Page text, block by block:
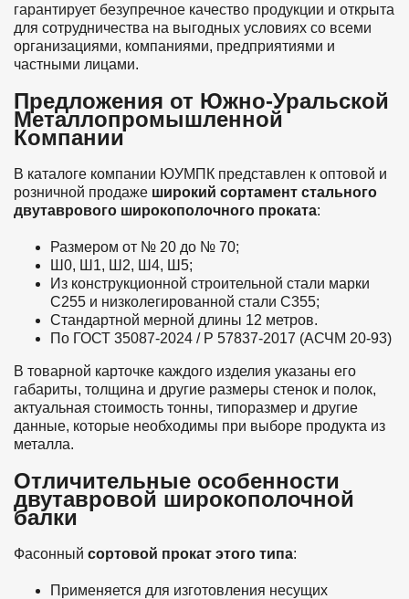
гарантирует безупречное качество продукции и открыта
для сотрудничества на выгодных условиях со всеми
организациями, компаниями, предприятиями и
частными лицами.
Предложения от Южно-Уральской
Металлопромышленной
Компании
В каталоге компании ЮУМПК представлен к оптовой и
розничной продаже широкий сортамент стального
двутаврового широкополочного проката:
Размером от № 20 до № 70;
Ш0, Ш1, Ш2, Ш4, Ш5;
Из конструкционной строительной стали марки
С255 и низколегированной стали С355;
Стандартной мерной длины 12 метров.
По ГОСТ 35087-2024 / Р 57837-2017 (АСЧМ 20-93)
В товарной карточке каждого изделия указаны его
габариты, толщина и другие размеры стенок и полок,
актуальная стоимость тонны, типоразмер и другие
данные, которые необходимы при выборе продукта из
металла.
Отличительные особенности
двутавровой широкополочной
балки
Фасонный сортовой прокат этого типа:
Применяется для изготовления несущих